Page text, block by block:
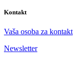
Kontakt
Vaša osoba za kontakt
Newsletter